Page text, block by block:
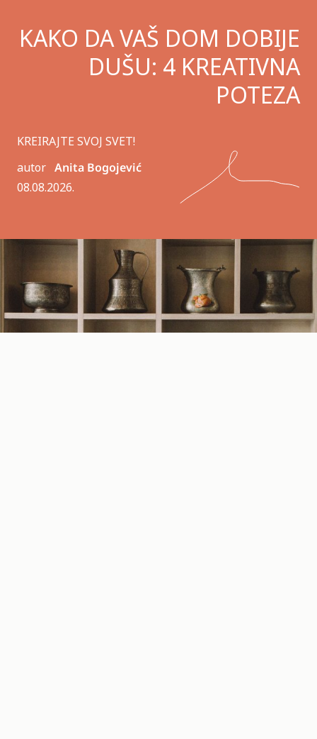
KAKO DA VAŠ DOM DOBIJE
DUŠU: 4 KREATIVNA
POTEZA
KREIRAJTE SVOJ SVET!
autor Anita Bogojević
08.08.2026.